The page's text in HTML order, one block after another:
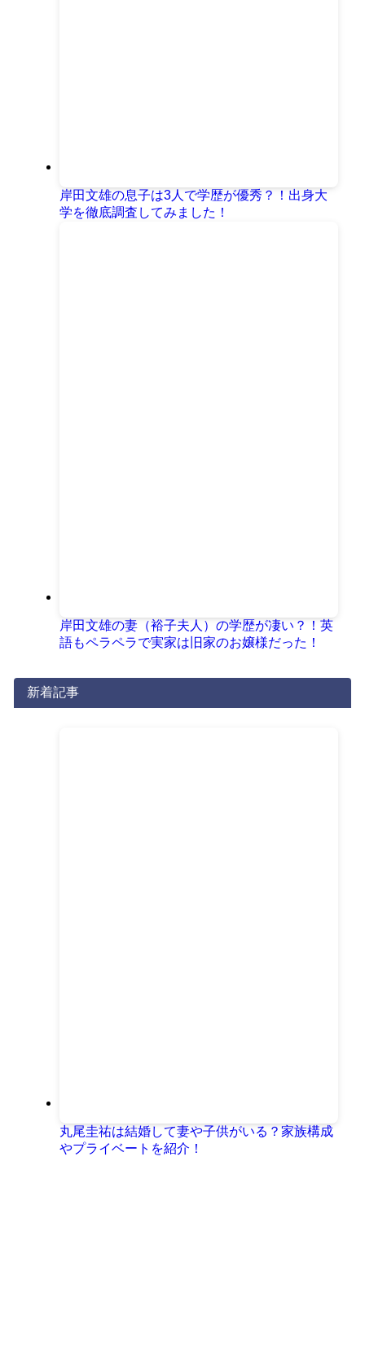
岸田文雄の息子は3人で学歴が優秀？！出身大
学を徹底調査してみました！
岸田文雄の妻（裕子夫人）の学歴が凄い？！英
語もペラペラで実家は旧家のお嬢様だった！
新着記事
丸尾圭祐は結婚して妻や子供がいる？家族構成
やプライベートを紹介！